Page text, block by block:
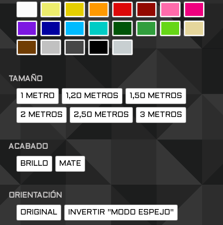
TAMAÑO
1 METRO 1,20 METROS 1,50 METROS
2 METROS 2,50 METROS 3 METROS
ACABADO
BRILLO MATE
ORIENTACIÓN
ORIGINAL INVERTIR "MODO ESPEJO"